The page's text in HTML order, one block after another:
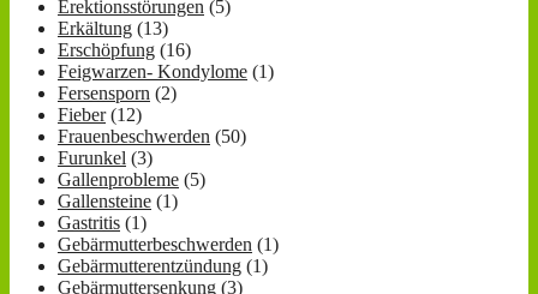
Erektionsstörungen (5)
Erkältung (13)
Erschöpfung (16)
Feigwarzen- Kondylome (1)
Fersensporn (2)
Fieber(12)
Frauenbeschwerden (50)
Furunkel (3)
Gallenprobleme (5)
Gallensteine (1)
Gastritis (1)
Gebärmutterbeschwerden (1)
Gebärmutterentzündung (1)
Gebärmuttersenkung (3)